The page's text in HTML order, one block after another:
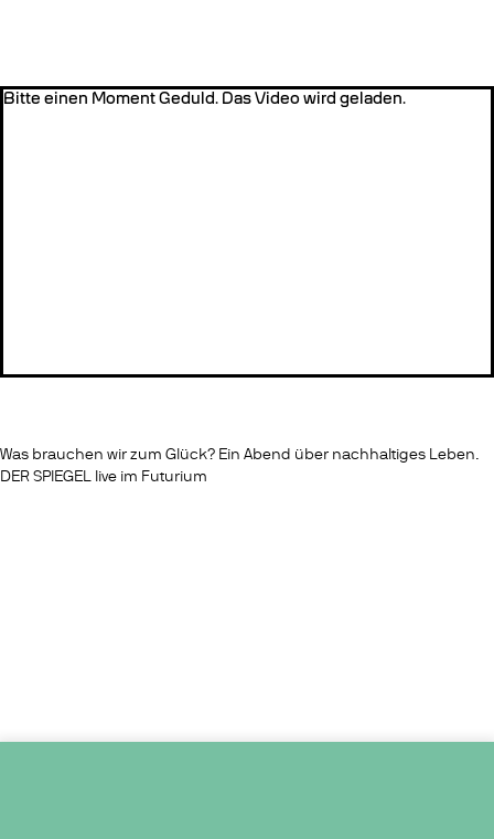
Bitte einen Moment Geduld. Das Video wird geladen.
Was brauchen wir zum Glück? Ein Abend über nachhaltiges Leben.
DER SPIEGEL live im Futurium